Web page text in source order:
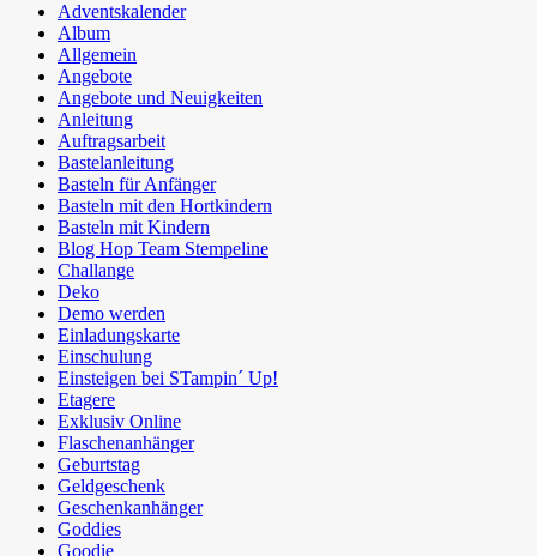
Adventskalender
Album
Allgemein
Angebote
Angebote und Neuigkeiten
Anleitung
Auftragsarbeit
Bastelanleitung
Basteln für Anfänger
Basteln mit den Hortkindern
Basteln mit Kindern
Blog Hop Team Stempeline
Challange
Deko
Demo werden
Einladungskarte
Einschulung
Einsteigen bei STampin´ Up!
Etagere
Exklusiv Online
Flaschenanhänger
Geburtstag
Geldgeschenk
Geschenkanhänger
Goddies
Goodie